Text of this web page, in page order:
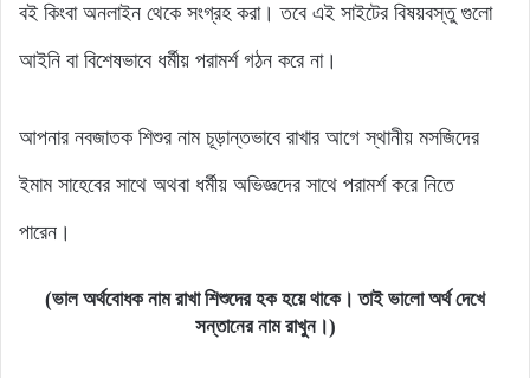
বই কিংবা অনলাইন থেকে সংগ্রহ করা। তবে এই সাইটের বিষয়বস্তু গুলো
আইনি বা বিশেষভাবে ধর্মীয় পরামর্শ গঠন করে না।
আপনার নবজাতক শিশুর নাম চূড়ান্তভাবে রাখার আগে স্থানীয় মসজিদের
ইমাম সাহেবের সাথে অথবা ধর্মীয় অভিজ্ঞদের সাথে পরামর্শ করে নিতে
পারেন।
(ভাল অর্থবোধক নাম রাখা শিশুদের হক হয়ে থাকে। তাই ভালো অর্থ দেখে
সন্তানের নাম রাখুন।)